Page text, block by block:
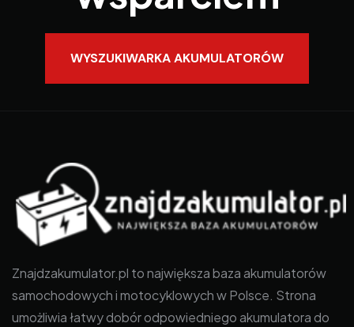
WYSZUKIWARKA AKUMULATORÓW
Znajdzakumulator.pl to największa baza akumulatorów
samochodowych i motocyklowych w Polsce. Strona
umożliwia łatwy dobór odpowiedniego akumulatora do